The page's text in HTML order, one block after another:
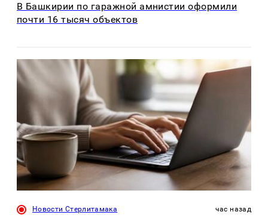
В Башкирии по гаражной амнистии оформили
почти 16 тысяч объектов
Новости Стерлитамака час назад